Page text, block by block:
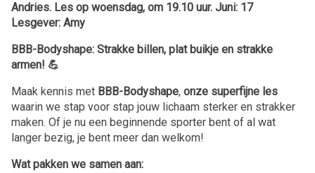
Andries. Les op woensdag, om 19.10 uur. Juni: 17
Lesgever: Amy
BBB-Bodyshape: Strakke billen, plat buikje en strakke
armen! 💪
Maak kennis met BBB-Bodyshape, onze superfijne les
waarin we stap voor stap jouw lichaam sterker en strakker
maken. Of je nu een beginnende sporter bent of al wat
langer bezig, je bent meer dan welkom!
Wat pakken we samen aan: